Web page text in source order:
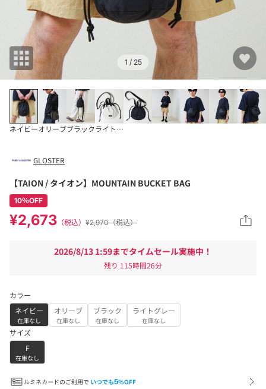
1 / 25
ネイビーオリーブブラックライトグレー
GLOSTER
【TAION / タイオン】MOUNTAIN BUCKET BAG
10％OFF
¥2,673 （税込） ¥2,970（税込）
2026/8/13 1:59までタイムセール実施中！
残り 115時間26分
カラー
ネイビー
在庫なし
オリーブ
在庫なし
ブラック
在庫なし
ライトグレー
在庫なし
サイズ
F
在庫なし
ルミネカードのご利用で いつでも5%OFF